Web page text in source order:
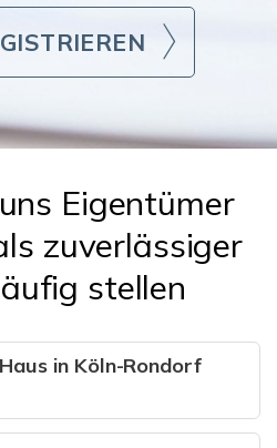
Eigentümer
zuverlässiger
stellen
in Köln-Rondorf